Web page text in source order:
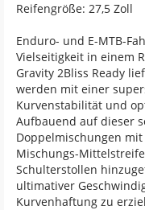
Reifengröße: 27,5 Zoll
Enduro- und E-MTB-
Vielseitigkeit in einem
Gravity 2Bliss Ready
werden mit einer
Kurvenstabilität und
Aufbauend auf dieser
Doppelmischungen
Mischungs-
Schulterstollen
ultimativer
Kurvenhaftung zu